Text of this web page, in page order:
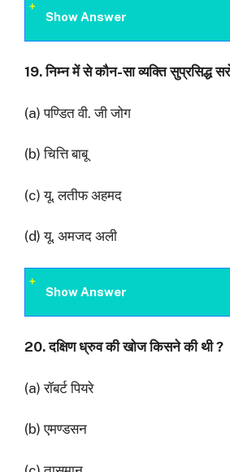
Show Answer
19.निम्न में से कौन-सा व्यक्ति सुप्रसिद्ध
(a) पण्डित वी. जी जोग
(b) चित्ति बाबू
(c) यू. लतीफ अहमद
(d) यू. अमजद अली
Show Answer
20.दक्षिण ध्रुव की खोज किसने की थी?
(a) रॉबर्ट पियरे
(b) एमण्डसन